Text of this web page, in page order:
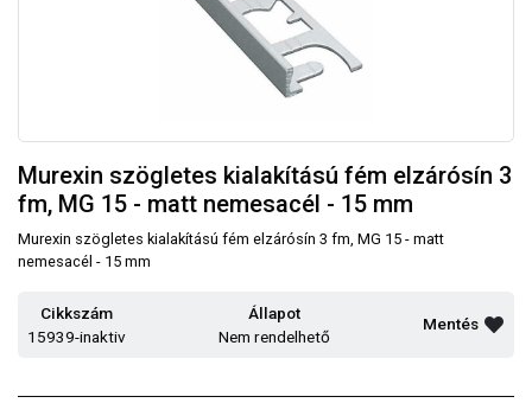
Murexin szögletes kialakítású fém elzárósín 3
fm, MG 15 - matt nemesacél - 15 mm
Murexin szögletes kialakítású fém elzárósín 3 fm, MG 15 - matt
nemesacél - 15 mm
Cikkszám
15939-inaktiv
Állapot
Nem rendelhető
Mentés